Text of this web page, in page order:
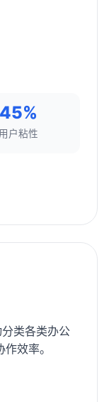
45%
用户粘性
类各类办公
效率。